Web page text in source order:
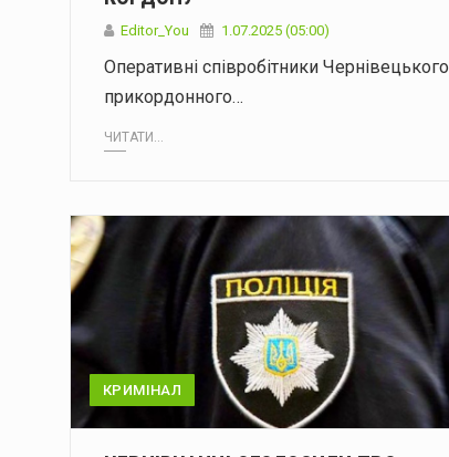
Editor_You 1.07.2025 (05:00)
Оперативні співробітники Чернівецького
прикордонного…
ЧИТАТИ...
КРИМІНАЛ